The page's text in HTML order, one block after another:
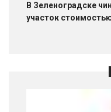
В Зеленоградске
участок